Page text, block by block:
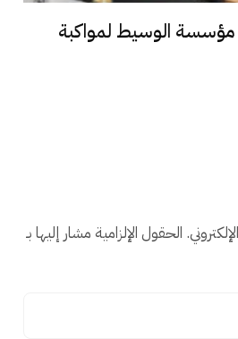
مؤسسة الوسيط لمواكبة
الحقول الإلزامية مشار إليها بـ